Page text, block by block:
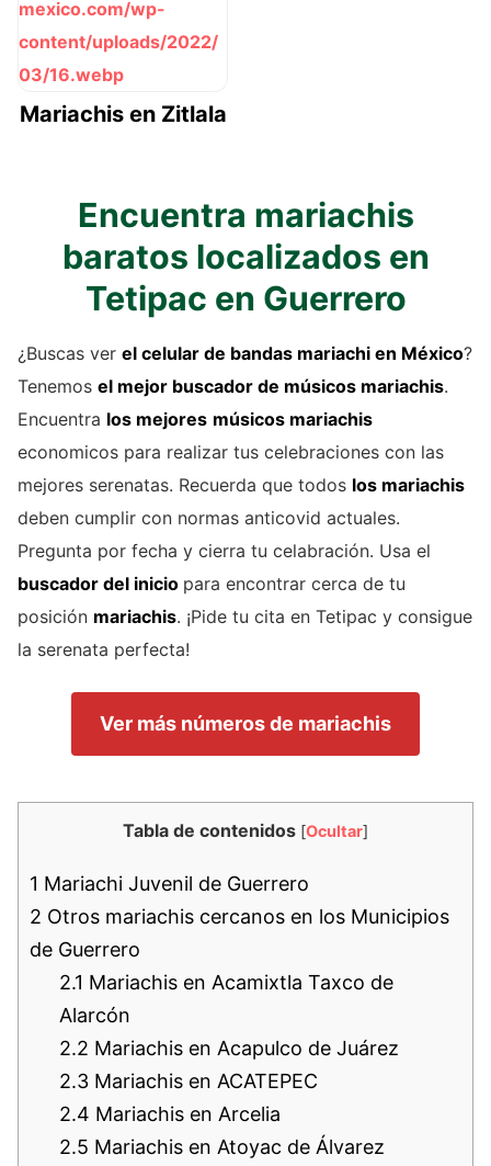
Mariachis en Zitlala
Encuentra mariachis
baratos localizados en
Tetipac en Guerrero
¿Buscas ver el celular de bandas mariachi en México?
Tenemos el mejor buscador de músicos mariachis.
Encuentra los mejores músicos mariachis
economicos para realizar tus celebraciones con las
mejores serenatas. Recuerda que todos los mariachis
deben cumplir con normas anticovid actuales.
Pregunta por fecha y cierra tu celabración. Usa el
buscador del inicio para encontrar cerca de tu
posición mariachis. ¡Pide tu cita en Tetipac y consigue
la serenata perfecta!
Ver más números de mariachis
Tabla de contenidos [Ocultar]
1 Mariachi Juvenil de Guerrero
2 Otros mariachis cercanos en los Municipios
de Guerrero
2.1 Mariachis en Acamixtla Taxco de
Alarcón
2.2 Mariachis en Acapulco de Juárez
2.3 Mariachis en ACATEPEC
2.4 Mariachis en Arcelia
2.5 Mariachis en Atoyac de Álvarez